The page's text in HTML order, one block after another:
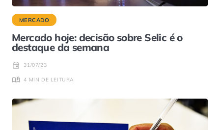
MERCADO
Mercado hoje: decisão sobre Selic é o
destaque da semana
31/07/23
4 MIN DE LEITURA